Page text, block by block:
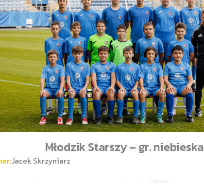
Młodzik Starszy – gr. niebieska
Jacek Skrzyniarz